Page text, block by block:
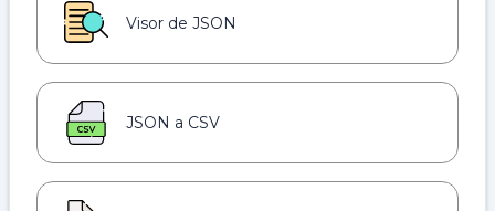
Visor de JSON
JSON a CSV